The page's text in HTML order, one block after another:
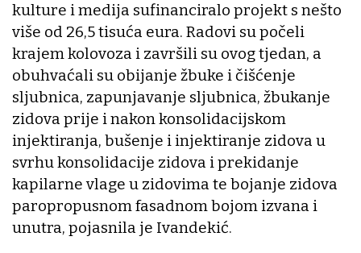
kulture i medija sufinanciralo projekt s nešto
više od 26,5 tisuća eura. Radovi su počeli
krajem kolovoza i završili su ovog tjedan, a
obuhvaćali su obijanje žbuke i čišćenje
sljubnica, zapunjavanje sljubnica, žbukanje
zidova prije i nakon konsolidacijskom
injektiranja, bušenje i injektiranje zidova u
svrhu konsolidacije zidova i prekidanje
kapilarne vlage u zidovima te bojanje zidova
paropropusnom fasadnom bojom izvana i
unutra, pojasnila je Ivandekić.